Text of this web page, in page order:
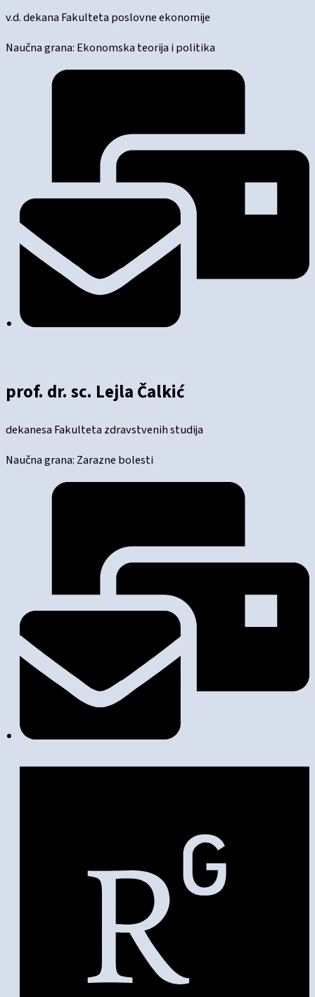
v.d. dekana Fakulteta poslovne ekonomije
Naučna grana: Ekonomska teorija i politika
prof. dr. sc. Lejla Čalkić
dekanesa Fakulteta zdravstvenih studija
Naučna grana: Zarazne bolesti